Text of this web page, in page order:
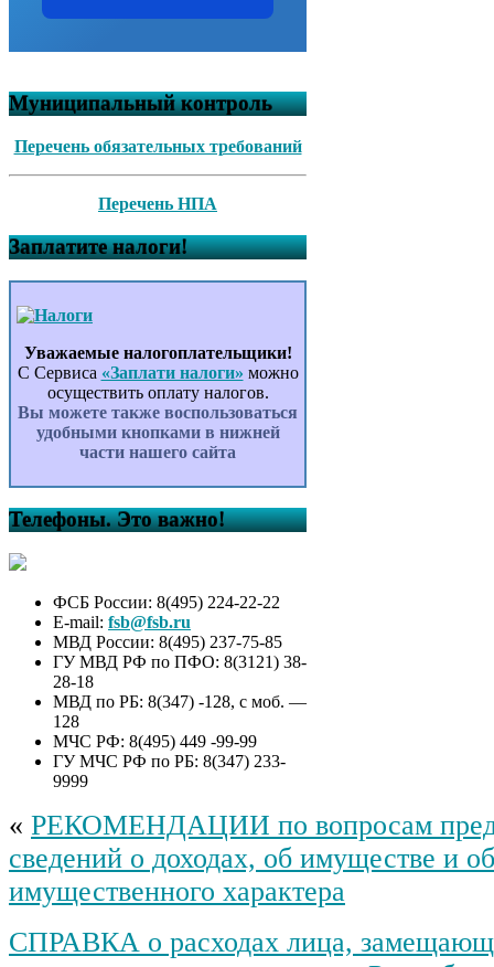
Муниципальный контроль
Перечень обязательных требований
Перечень НПА
Заплатите налоги!
Уважаемые налогоплательщики!
С Сервиса «Заплати налоги» можно
осуществить оплату налогов.
Вы можете также воспользоваться
удобными кнопками в нижней
части нашего сайта
Телефоны. Это важно!
ФСБ России: 8(495) 224-22-22
E-mail: fsb@fsb.ru
МВД России: 8(495) 237-75-85
ГУ МВД РФ по ПФО: 8(3121) 38-
28-18
МВД по РБ: 8(347) -128, с моб. —
128
МЧС РФ: 8(495) 449 -99-99
ГУ МЧС РФ по РБ: 8(347) 233-
9999
« РЕКОМЕНДАЦИИ по вопросам
сведений о доходах, об имуществе и
имущественного характера
СПРАВКА о расходах лица,